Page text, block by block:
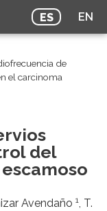
ES EN
de
el carcinoma
del
Avendaño 1, T.